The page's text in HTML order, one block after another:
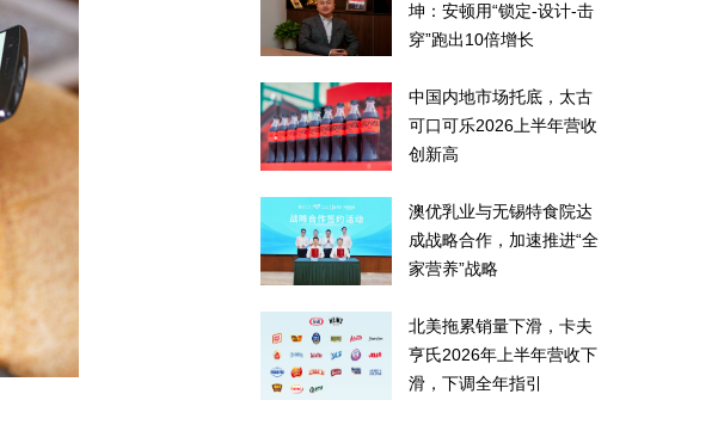
坤：安顿用“锁定-设计-击
穿”跑出10倍增长
中国内地市场托底，太古
可口可乐2026上半年营收
创新高
澳优乳业与无锡特食院达
成战略合作，加速推进“全
家营养”战略
北美拖累销量下滑，卡夫
亨氏2026年上半年营收下
滑，下调全年指引